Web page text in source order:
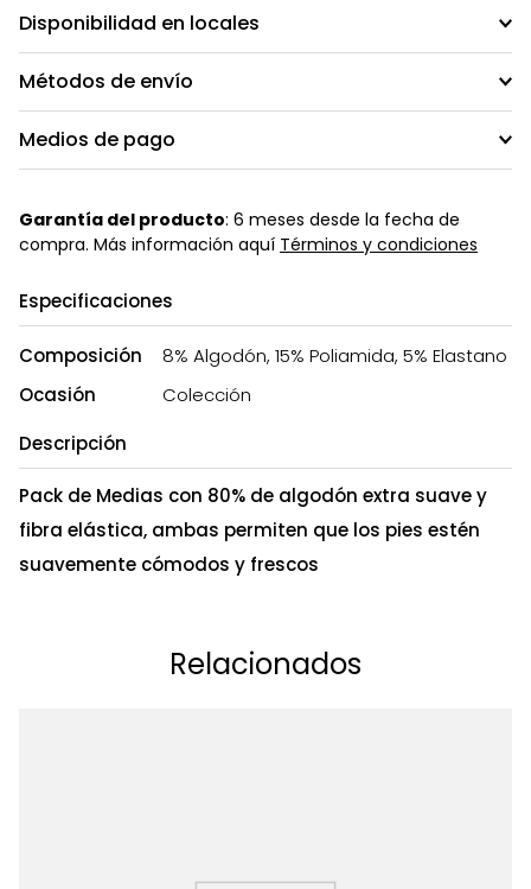
Disponibilidad en locales
Métodos de envío
Medios de pago
Garantía del producto: 6 meses desde la fecha de
compra. Más información aquí Términos y condiciones
Especificaciones
Composición
8% Algodón, 15% Poliamida, 5% Elastano
Ocasión
Colección
Descripción
Pack de Medias con 80% de algodón extra suave y
fibra elástica, ambas permiten que los pies estén
suavemente cómodos y frescos
Relacionados